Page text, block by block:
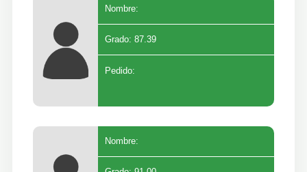
Nombre:
Grado: 87.39
Pedido:
Nombre: